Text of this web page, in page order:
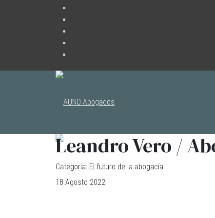
Leandro Vero /
Categoría: El futuro de la abogacía
18 Agosto 2022